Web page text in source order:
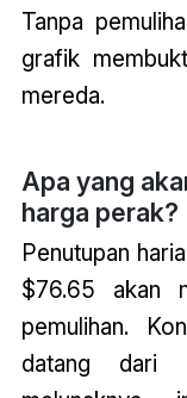
Tanpa
grafik
mereda.
Apa yang
harga perak?
Penutupan
$76.65 akan
pemulihan.
datang dari